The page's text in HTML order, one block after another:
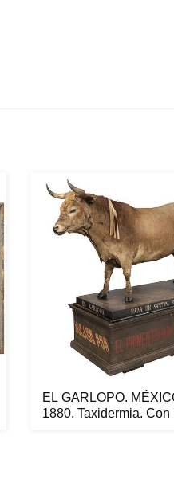
EL GARLOPO.
1880. Taxidermia. Con